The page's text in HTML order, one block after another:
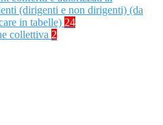
(dirigenti e non dirigenti) (da
in tabelle) 24
collettiva 2